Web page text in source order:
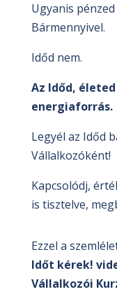
Ugyanis
Bármennyivel.
Időd nem.
Az Időd,
energiaforrás.
Legyél az Időd
Vállalkozóként!
Kapcsolódj,
is tisztelve,
Ezzel a
Időt kérek!
Vállalkozói